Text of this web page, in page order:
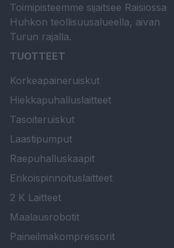
Toimipisteemme sijaitsee Raisiossa
Huhkon teollisuusalueella, aivan
Turun rajalla.
TUOTTEET
Korkeapaineruiskut
Hiekkapuhalluslaitteet
Tasoiteruiskut
Laastipumput
Raepuhalluskaapit
Erikoispinnoituslaitteet
2 K Laitteet
Maalausrobotit
Paineilmakompressorit